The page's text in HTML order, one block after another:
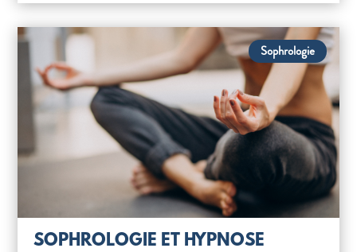
Sophrologie
SOPHROLOGIE ET HYPNOSE